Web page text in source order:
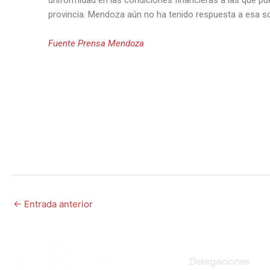
provincia. Mendoza aún no ha tenido respuesta a esa
Fuente Prensa Mendoza
← Entrada anterior
Delegaciones